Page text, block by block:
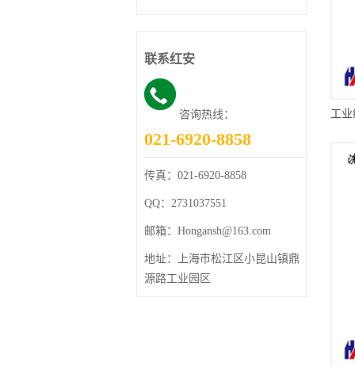
联系红安
咨询热线：
021-6920-8858
传真： 021-6920-8858
QQ： 2731037551
邮箱： Hongansh@163.com
地址：
上海市松江区小昆山镇鼎
源路工业园区